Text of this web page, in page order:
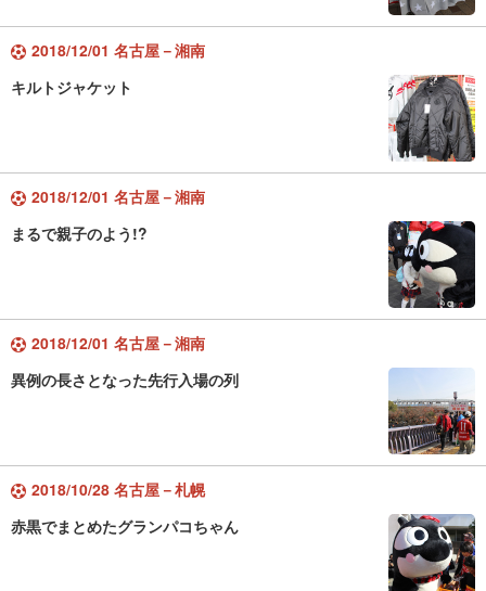
2018/12/01 名古屋－湘南
キルトジャケット
2018/12/01 名古屋－湘南
まるで親子のよう!?
2018/12/01 名古屋－湘南
異例の長さとなった先行入場の列
2018/10/28 名古屋－札幌
赤黒でまとめたグランパコちゃん